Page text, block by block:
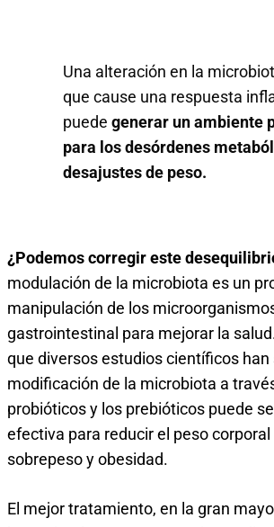
Una alteración en la
que cause una respuesta
puede generar un ambiente
para los desórdenes
desajustes de peso.
¿Podemos corregir este
modulación de la microbiota es un
manipulación de los
gastrointestinal para mejorar la
que diversos estudios científicos han
modificación de la microbiota a
probióticos y los prebióticos puede
efectiva para reducir el peso
sobrepeso y obesidad.
El mejor tratamiento, en la gran